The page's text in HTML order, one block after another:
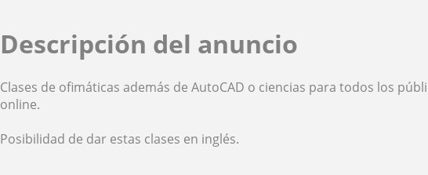
Descripción del anuncio
Clases de ofimáticas además de AutoCAD o ciencias para todos los
online.
Posibilidad de dar estas clases en inglés.